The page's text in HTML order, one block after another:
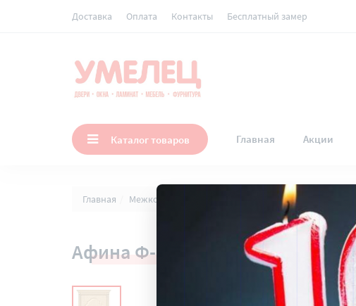
Доставка Оплата Контакты Бесплатный замер
Каталог товаров Главная Акции
Главная Межкомнатные двери Двери по видам материалов
Афина Ф-22 (БелДуб)